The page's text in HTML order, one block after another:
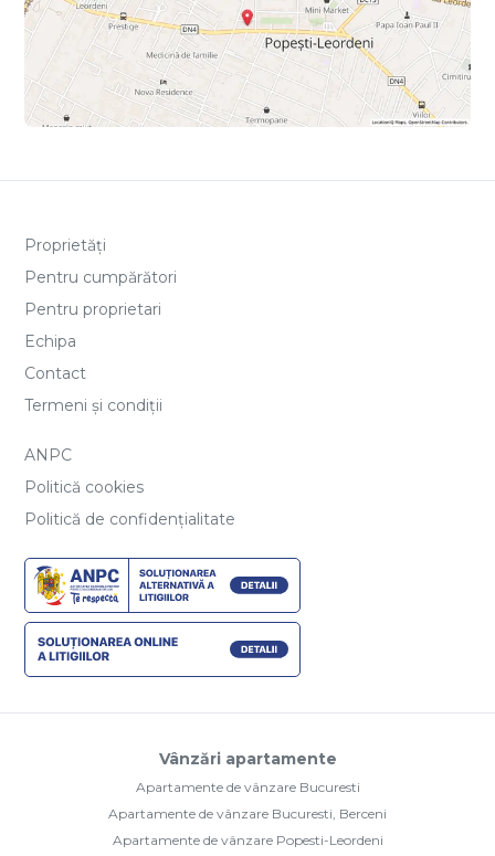
Proprietăți
Pentru cumpărători
Pentru proprietari
Echipa
Contact
Termeni și condiții
ANPC
Politică cookies
Politică de confidențialitate
Vânzări apartamente
Apartamente de vânzare Bucuresti
Apartamente de vânzare Bucuresti, Berceni
Apartamente de vânzare Popesti-Leordeni